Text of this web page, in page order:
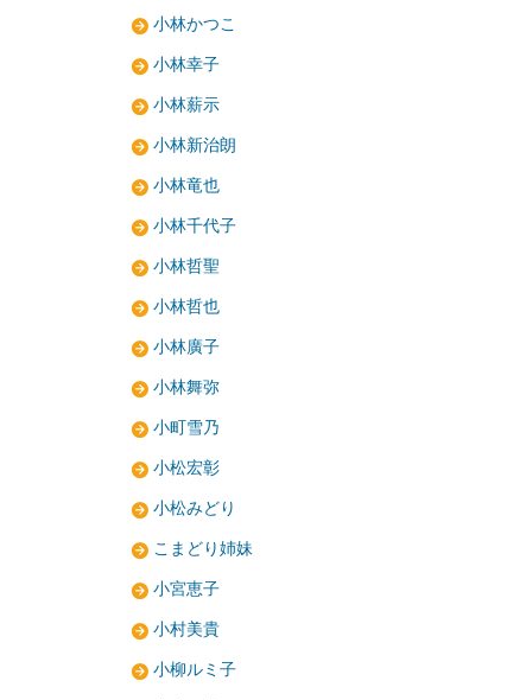
小林かつこ
小林幸子
小林薪示
小林新治朗
小林竜也
小林千代子
小林哲聖
小林哲也
小林廣子
小林舞弥
小町雪乃
小松宏彰
小松みどり
こまどり姉妹
小宮恵子
小村美貴
小柳ルミ子